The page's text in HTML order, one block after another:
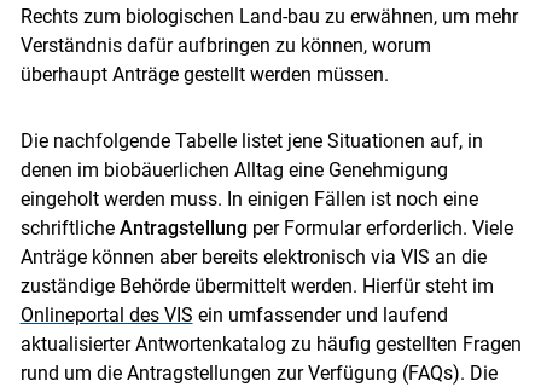
Rechts zum biologischen Land-bau zu erwähnen, um mehr
Verständnis dafür aufbringen zu können, worum
überhaupt Anträge gestellt werden müssen.
Die nachfolgende Tabelle listet jene Situationen auf, in
denen im biobäuerlichen Alltag eine Genehmigung
eingeholt werden muss. In einigen Fällen ist noch eine
schriftliche Antragstellungper Formular erforderlich. Viele
Anträge können aber bereits elektronisch via VIS an die
zuständige Behörde übermittelt werden. Hierfür steht im
Onlineportal des VIS ein umfassender und laufend
aktualisierter Antwortenkatalog zu häufig gestellten Fragen
rund um die Antragstellungen zur Verfügung (FAQs). Die